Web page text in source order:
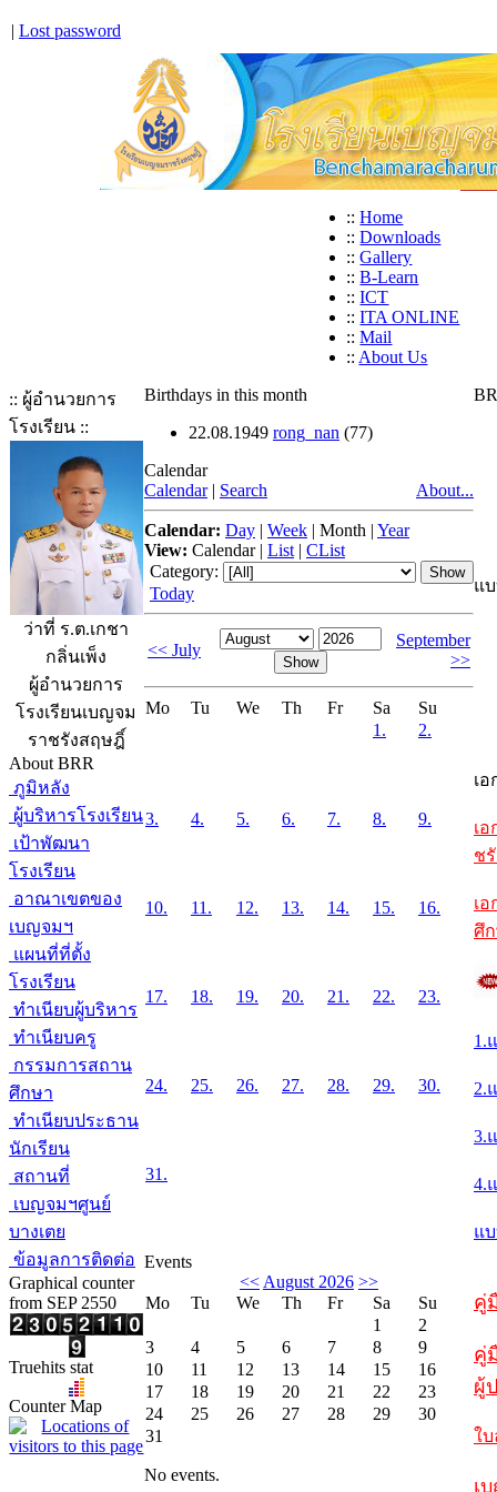
| Lost password
:: Home
:: Downloads
:: Gallery
:: B-Learn
:: ICT
:: ITA ONLINE
:: Mail
:: About Us
:: ผู้อำนวยการ
โรงเรียน ::
ว่าที่ ร.ต.เกชา
กลิ่นเพ็ง
ผู้อำนวยการ
โรงเรียนเบญจม
ราชรังสฤษฎิ์
About BRR
ภูมิหลัง
ผู้บริหารโรงเรียน
เป้าพัฒนา
โรงเรียน
อาณาเขตของ
เบญจมฯ
แผนที่ที่ตั้ง
โรงเรียน
ทำเนียบผู้บริหาร
ทำเนียบครู
กรรมการสถาน
ศึกษา
ทำเนียบประธาน
นักเรียน
สถานที่
เบญจมฯศูนย์
บางเตย
ข้อมูลการติดต่อ
Graphical counter
from SEP 2550
Truehits stat
Counter Map
Birthdays in this month
22.08.1949 rong_nan (77)
Calendar
Calendar | Search About...
Calendar: Day | Week | Month | Year
View: Calendar| List | CList
Category:
Today
<< July
September
>>
Mo Tu We Th Fr Sa
Su
1.
2.
3. 4. 5. 6. 7. 8. 9.
10. 11. 12. 13. 14. 15. 16.
17. 18. 19. 20. 21. 22. 23.
24. 25. 26. 27. 28. 29. 30.
31.
Events
<< August 2026 >>
Mo
Tu We Th Fr Sa
Su
1
2
3
4 5 6 7 8
9
10
11 12 13 14 15
16
17
18 19 20 21 22
23
24
25 26 27 28 29
30
31
No events.
แ
เ
เ
ช
เ
ศึ
1.
2.
3.
4.
แ
คู่
คู่
ผู้
ใ
เ